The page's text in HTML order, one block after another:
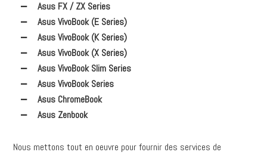
Asus FX / ZX Series
Asus VivoBook (E Series)
Asus VivoBook (K Series)
Asus VivoBook (X Series)
Asus VivoBook Slim Series
Asus VivoBook Series
Asus ChromeBook
Asus Zenbook
Nous mettons tout en oeuvre pour fournir des services de